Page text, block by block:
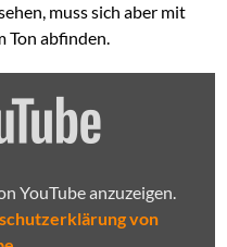
muss sich aber mit
Ton abfinden.
YouTube anzuzeigen.
von